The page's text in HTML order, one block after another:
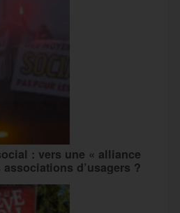
: vers une « alliance
d’usagers ?